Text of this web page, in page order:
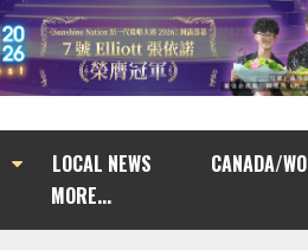
LOCAL NEWS
CANADA/
MORE...